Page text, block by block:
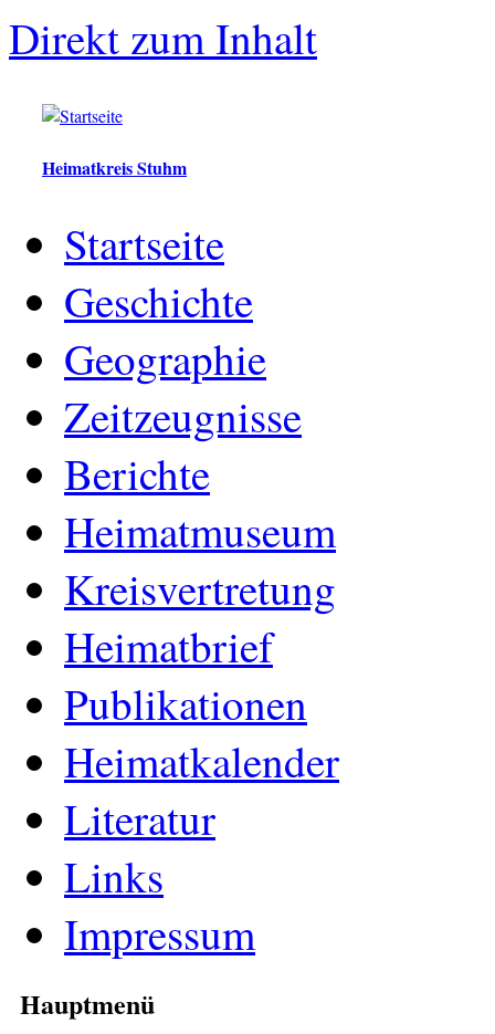
Direkt zum Inhalt
Heimatkreis Stuhm
Startseite
Geschichte
Geographie
Zeitzeugnisse
Berichte
Heimatmuseum
Kreisvertretung
Heimatbrief
Publikationen
Heimatkalender
Literatur
Links
Impressum
Hauptmenü